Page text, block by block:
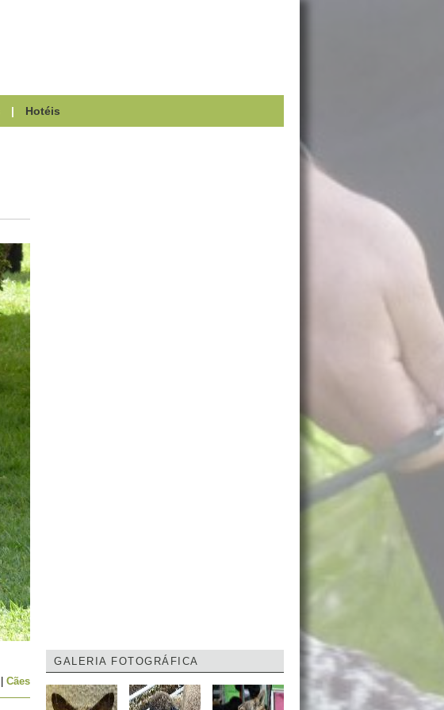
| Hotéis
Cães
GALERIA FOTOGRÁFICA